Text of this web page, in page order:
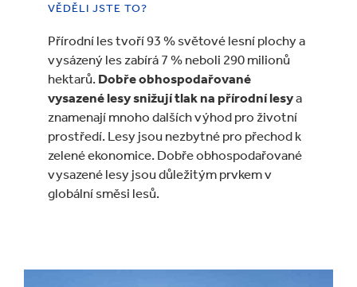
VĚDĚLI JSTE TO?
Přírodní les tvoří 93 % světové lesní plochy a
vysázený les zabírá 7 % neboli 290 milionů
hektarů. Dobře obhospodařované
vysazené lesy snižují tlak na přírodní lesya
znamenají mnoho dalších výhod pro životní
prostředí. Lesy jsou nezbytné pro přechod k
zelené ekonomice. Dobře obhospodařované
vysazené lesy jsou důležitým prvkem v
globální směsi lesů.